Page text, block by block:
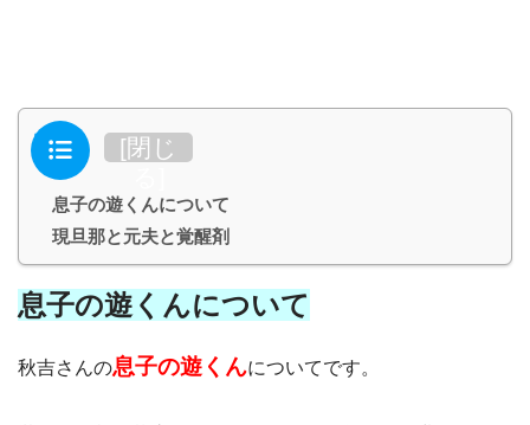
目次 [閉じ
息子の遊くんについて
現旦那と元夫と覚醒剤
息子の遊くんについて
秋吉さんの息子の遊くんについてです。